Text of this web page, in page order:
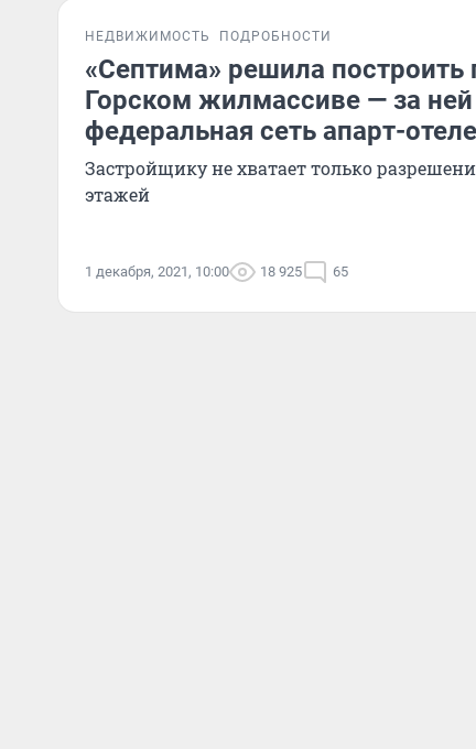
НЕДВИЖИМОСТЬ ПОДРОБНОСТИ
«Септима» решила построить
Горском жилмассиве — за ней
федеральная сеть апарт-
Застройщику не хватает только
этажей
1 декабря, 2021, 10:00 18 925 65